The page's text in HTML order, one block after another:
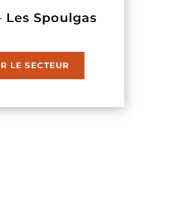
Les Spoulgas
LE SECTEUR